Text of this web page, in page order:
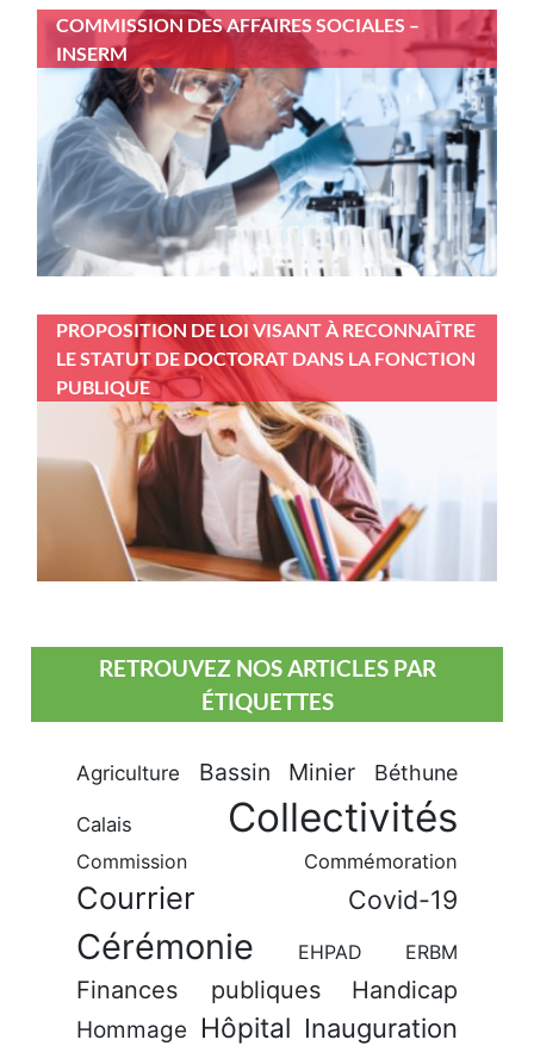
COMMISSION DES AFFAIRES SOCIALES –
INSERM
PROPOSITION DE LOI VISANT À RECONNAÎTRE
LE STATUT DE DOCTORAT DANS LA FONCTION
PUBLIQUE
RETROUVEZ NOS ARTICLES PAR
ÉTIQUETTES
Agriculture Bassin Minier Béthune
Calais Collectivités
Commission Commémoration
Courrier Covid-19
Cérémonie EHPAD ERBM
Finances publiques Handicap
Hommage Hôpital Inauguration